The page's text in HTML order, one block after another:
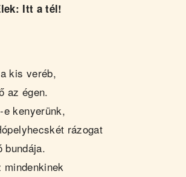
Itt a tél!
kis veréb,
az égen.
e kenyerünk,
rázogat
bundája.
mindenkinek